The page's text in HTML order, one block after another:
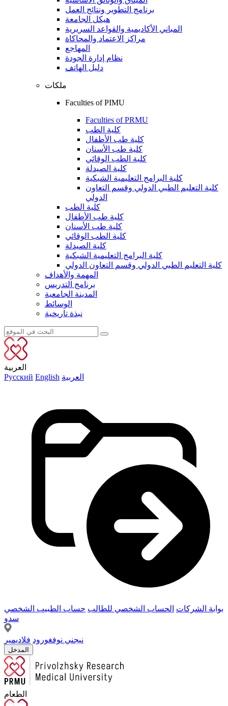
برنامج التطوير ونتائج العمل
هيكل الجامعة
المباني الأكاديمية والقواعد السريرية
مراكز الاعتماد والمحاكاة
المهاجع
نظام إدارة الجودة
دليل الهاتف
ملكات
Faculties of PIMU
Faculties of PRMU
كلية الطب
كلية طب الأطفال
كلية طب الأسنان
كلية الطب الوقائي
كلية الصيدلة
كلية البرامج التعليمية الشبكية
كلية التعليم الطبي الدولي وقسم التعاون
الدولي
كلية الطب
كلية طب الأطفال
كلية طب الأسنان
كلية الطب الوقائي
كلية الصيدلة
كلية البرامج التعليمية الشبكية
كلية التعليم الطبي الدولي وقسم التعاون الدولي
المهمة والأهداف
برنامج التدريس
المدينة الجامعية
الوسائط
نبذة تاريخية
العربية
Русский English العربية
بوابة الشركات الحساب الشخصي للطالب حساب الطبيب الشخصي
سدو
نيجني نوفغورود فلاديمير
المدخل
الطعام